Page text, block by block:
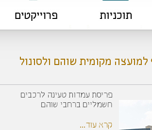
למועצה מקומית שוהם ולסונול
פריסת עמדות טעינה לרכבים
חשמליים ברחבי שוהם
קרא עוד...